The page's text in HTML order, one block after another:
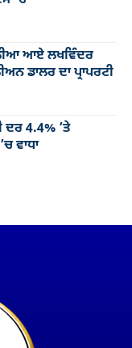
ਆਏ ਲਖਵਿੰਦਰ
ਡਾਲਰ ਦਾ ਪ੍ਰਾਪਰਟੀ
4.4% ’ਤੇ
ਵਾਧਾ